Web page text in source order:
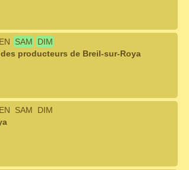
SAM
DIM
producteurs de Breil-sur-Roya
SAM
DIM